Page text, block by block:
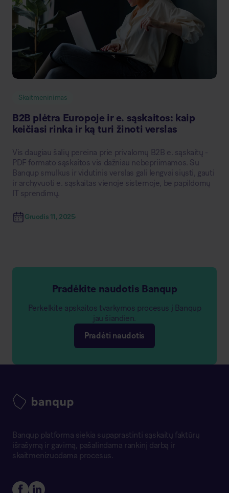
Skaitmeninimas
B2B plėtra Europoje ir e. sąskaitos: kaip
keičiasi rinka ir ką turi žinoti verslas
Vis daugiau šalių pereina prie privalomų B2B e. sąskaitų -
PDF formato sąskaitos vis dažniau nebepriimamos. Su
Banqup smulkus ir vidutinis verslas gali lengvai siųsti, gauti
ir archyvuoti e. sąskaitas vienoje sistemoje, be papildomų
IT sprendimų.
Gruodis 11, 2025
Pradėkite naudotis Banqup
Perkelkite apskaitos tvarkymos procesus į Banqup
jau šiandien.
Pradėti naudotis
Banqup platforma siekia supaprastinti sąskaitų faktūrų
išrašymą ir gavimą, pašalindama rankinį darbą ir
skaitmenizuodama procesus.